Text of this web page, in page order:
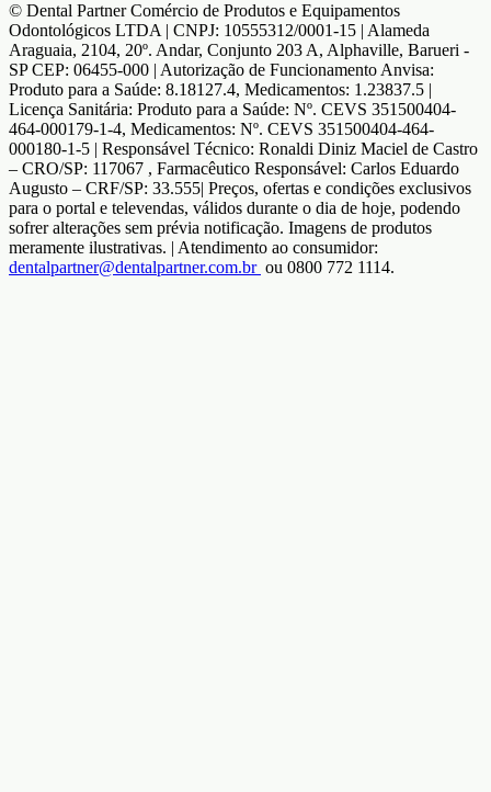
© Dental Partner Comércio de Produtos e Equipamentos
Odontológicos LTDA | CNPJ: 10555312/0001-15 | Alameda
Araguaia, 2104, 20º. Andar, Conjunto 203 A, Alphaville, Barueri -
SP CEP: 06455-000 | Autorização de Funcionamento Anvisa:
Produto para a Saúde: 8.18127.4, Medicamentos: 1.23837.5 |
Licença Sanitária: Produto para a Saúde: Nº. CEVS 351500404-
464-000179-1-4, Medicamentos: Nº. CEVS 351500404-464-
000180-1-5 | Responsável Técnico: Ronaldi Diniz Maciel de Castro
– CRO/SP: 117067 , Farmacêutico Responsável: Carlos Eduardo
Augusto – CRF/SP: 33.555| Preços, ofertas e condições exclusivos
para o portal e televendas, válidos durante o dia de hoje, podendo
sofrer alterações sem prévia notificação. Imagens de produtos
meramente ilustrativas. | Atendimento ao consumidor:
dentalpartner@dentalpartner.com.br ou 0800 772 1114.